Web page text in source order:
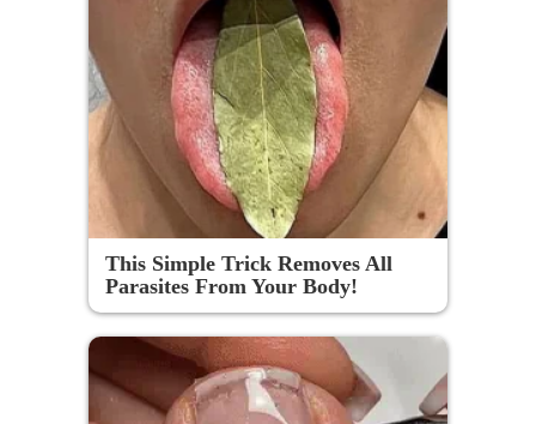
This Simple Trick Removes All
Parasites From Your Body!